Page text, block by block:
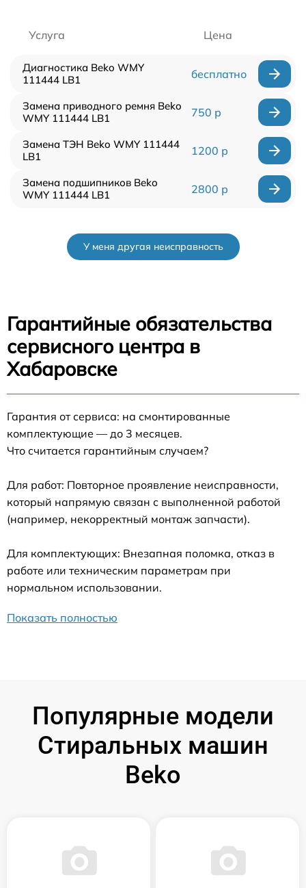
Услуга Цена
Диагностика Beko WMY
111444 LB1
бесплатно
Замена приводного ремня Beko
WMY 111444 LB1
750 р
Замена ТЭН Beko WMY 111444
LB1
1200 р
Замена подшипников Beko
WMY 111444 LB1
2800 р
У меня другая неисправность
Гарантийные обязательства
сервисного центра в
Хабаровске
Гарантия от сервиса: на смонтированные
комплектующие — до 3 месяцев.
Что считается гарантийным случаем?
Для работ: Повторное проявление неисправности,
который напрямую связан с выполненной работой
(например, некорректный монтаж запчасти).
Для комплектующих: Внезапная поломка, отказ в
работе или техническим параметрам при
нормальном использовании.
Показать полностью
Популярные модели
Стиральных машин
Beko